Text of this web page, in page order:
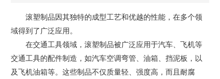
滚塑制品因其独特的成型工艺和优越的性能，在多个领
域得到了广泛应用。
在交通工具领域，滚塑制品被广泛应用于汽车、飞机等
交通工具的配件制造，如汽车空调弯管、油箱、挡泥板，以
及飞机油箱等。这些制品不仅质量轻、强度高，而且耐腐